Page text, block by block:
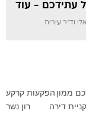
עתידכם - עוד
וד"ר עירית
ממון הפקעות קרקע
קניית דירה רון נשר